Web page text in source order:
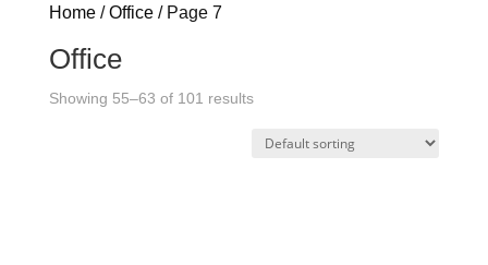
Home/Office/ Page 7
Office
Showing 55–63 of 101 results